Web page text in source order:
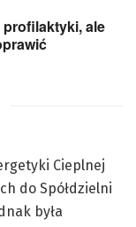
ale
Cieplnej
do Spółdzielni
była